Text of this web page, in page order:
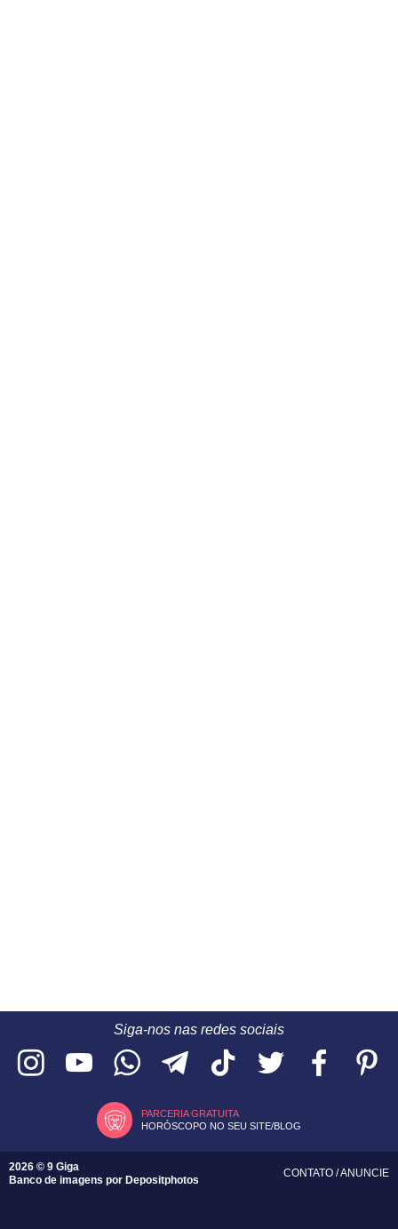
Siga-nos nas redes sociais
PARCERIA GRATUITA
HORÓSCOPO NO SEU SITE/BLOG
2026 © 9 Giga
Banco de imagens por Depositphotos
CONTATO /ANUNCIE